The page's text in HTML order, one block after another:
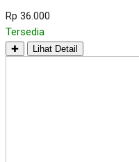
Rp 36.000
Tersedia
✚ Lihat Detail